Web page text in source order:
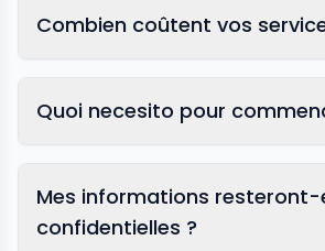
Combien coûtent vos
Quoi necesito pour
Mes informations resteront-
confidentielles ?